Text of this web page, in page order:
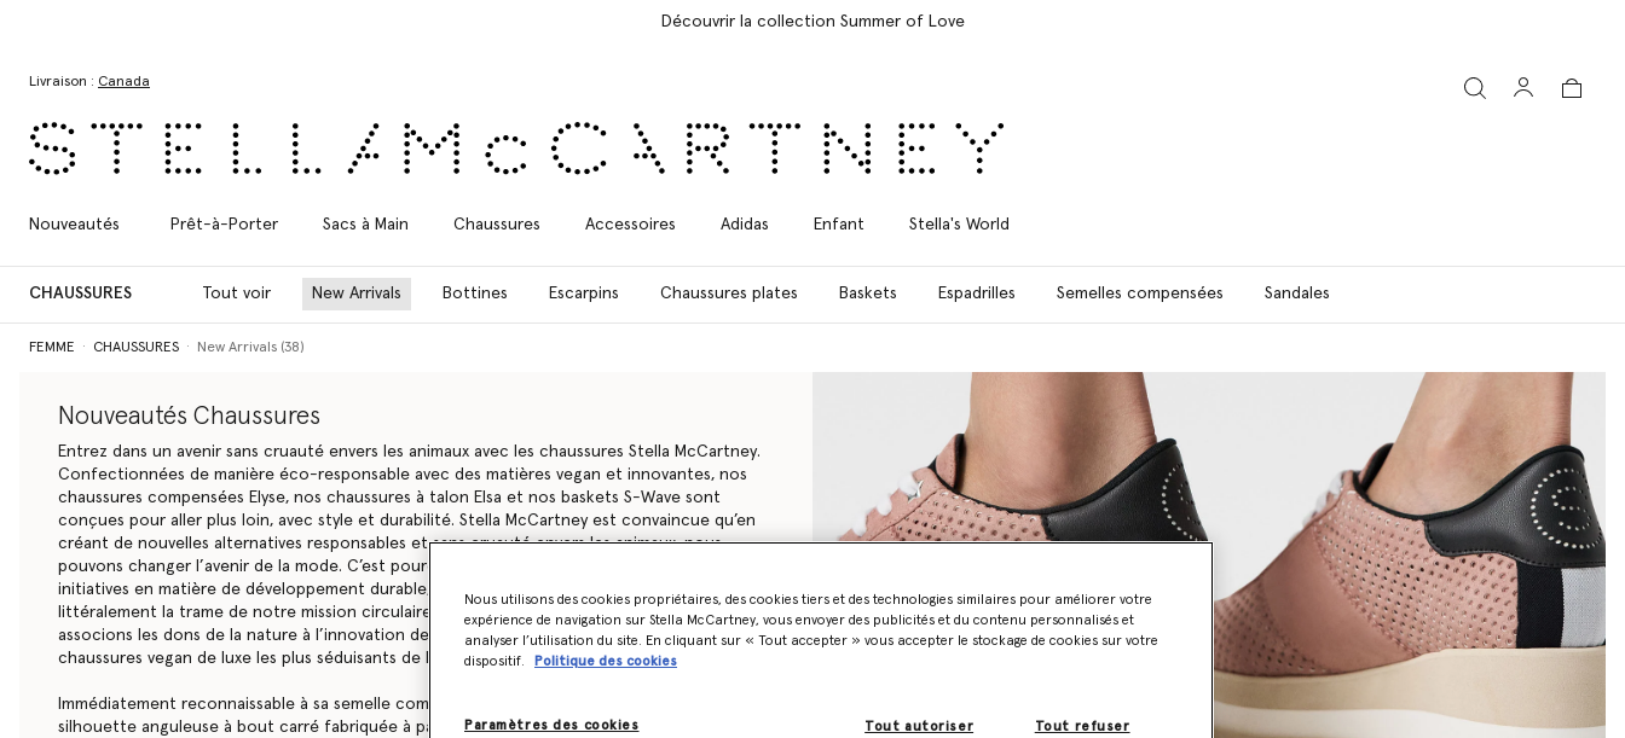
Livraison Express gratuite sur toutes les commandes
Livraison : Canada
Nouveautés Prêt-à-Porter Sacs à Main Chaussures Accessoires Adidas Enfant Stella's World
CHAUSSURES Tout voir New Arrivals Bottines Escarpins Chaussures plates Baskets Espadrilles Semelles compensées Sandales
FEMME CHAUSSURES New Arrivals (38)
Nouveautés Chaussures
Entrez dans un avenir sans cruauté envers les animaux avec les chaussures Stella McCartney.
Confectionnées de manière éco-responsable avec des matières vegan et innovantes, nos
chaussures compensées Elyse, nos chaussures à talon Elsa et nos baskets S-Wave sont
conçues pour aller plus loin, avec style et durabilité. Stella McCartney est convaincue qu’en
créant de nouvelles alternatives responsables et sans cruauté envers les animaux, nous
pouvons changer l’avenir de la mode. C’est pourquoi les matériaux sont à la base de nos
initiatives en matière de développement durable, de la tête aux pieds. Constituant
littéralement la trame de notre mission circulaire et respectueuse de l’environnement, nous
associons les dons de la nature à l’innovation de pointe afin de créer les modèles de
chaussures vegan de luxe les plus séduisants de l’industrie.
Immédiatement reconnaissable à sa semelle compensée, l’emblématique Elyse présente une
silhouette anguleuse à bout carré fabriquée à partir d’une variété de matériaux vegan, dont
Nous utilisons des cookies propriétaires, des cookies tiers et des technologies similaires pour améliorer votre
expérience de navigation sur Stella McCartney, vous envoyer des publicités et du contenu personnalisés et
analyser l’utilisation du site. En cliquant sur « Tout accepter » vous accepter le stockage de cookies sur votre
dispositif.
Politique des cookies
Paramètres des cookies Tout refuser
Tout autoriser